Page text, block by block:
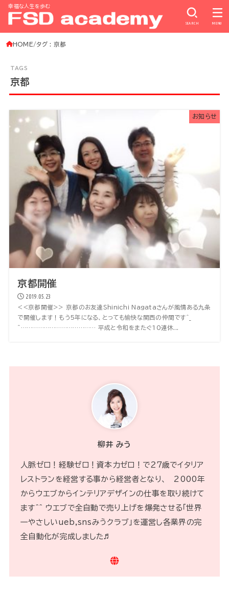
幸福な人生を歩む
SEARCH MENU
HOME タグ : 京都
京都
お知らせ
京都開催
2019.05.23
<<京都開催>> 京都のお友達Shinichi Nagataさんが風情ある九条
で開催します！もう5年になる、とっても愉快な関西の仲間です^_
^………………………………… 平成と令和をまたぐ10連休...
柳井 みう
人脈ゼロ！経験ゼロ！資本力ゼロ！で２７歳でイタリア
レストランを経営する事から経営者となり、 2000年
からウエブからインテリアデザインの仕事を取り続けて
ます^^ ウエブで全自動で売り上げを爆発させる「世界
一やさしいueb,snsみうクラブ」を運営し各業界の完
全自動化が完成しました♬